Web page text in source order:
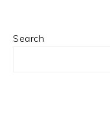
PRIMARY
Search